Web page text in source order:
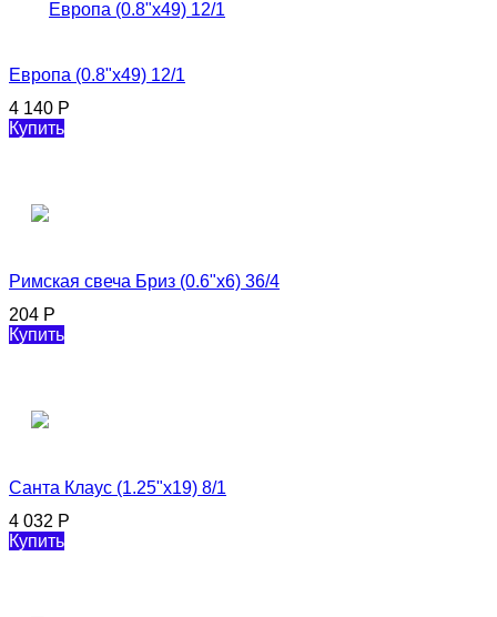
Европа (0.8"х49) 12/1
4 140 Р
Купить
Римская свеча Бриз (0.6"х6) 36/4
204 Р
Купить
Санта Клаус (1.25"х19) 8/1
4 032 Р
Купить